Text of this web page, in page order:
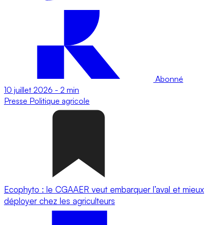
Abonné
10 juillet 2026 - 2 min
Presse Politique agricole
Ecophyto : le CGAAER veut embarquer l’aval et mieux
déployer chez les agriculteurs